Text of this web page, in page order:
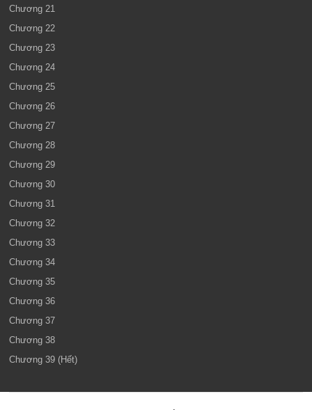
Chương 21
Chương 22
Chương 23
Chương 24
Chương 25
Chương 26
Chương 27
Chương 28
Chương 29
Chương 30
Chương 31
Chương 32
Chương 33
Chương 34
Chương 35
Chương 36
Chương 37
Chương 38
Chương 39 (Hết)